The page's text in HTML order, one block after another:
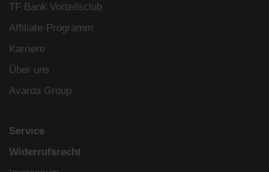
TF Bank Vorteilsclub
Affiliate-Programm
Karriere
Über uns
Avarda Group
Service
Widerrufsrecht